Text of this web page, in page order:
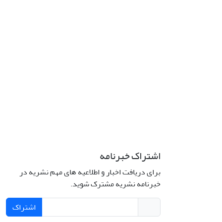
اشتراک خبرنامه
برای دریافت اخبار و اطلاعیه های مهم نشریه در
خبرنامه نشریه مشترک شوید.
اشتراک